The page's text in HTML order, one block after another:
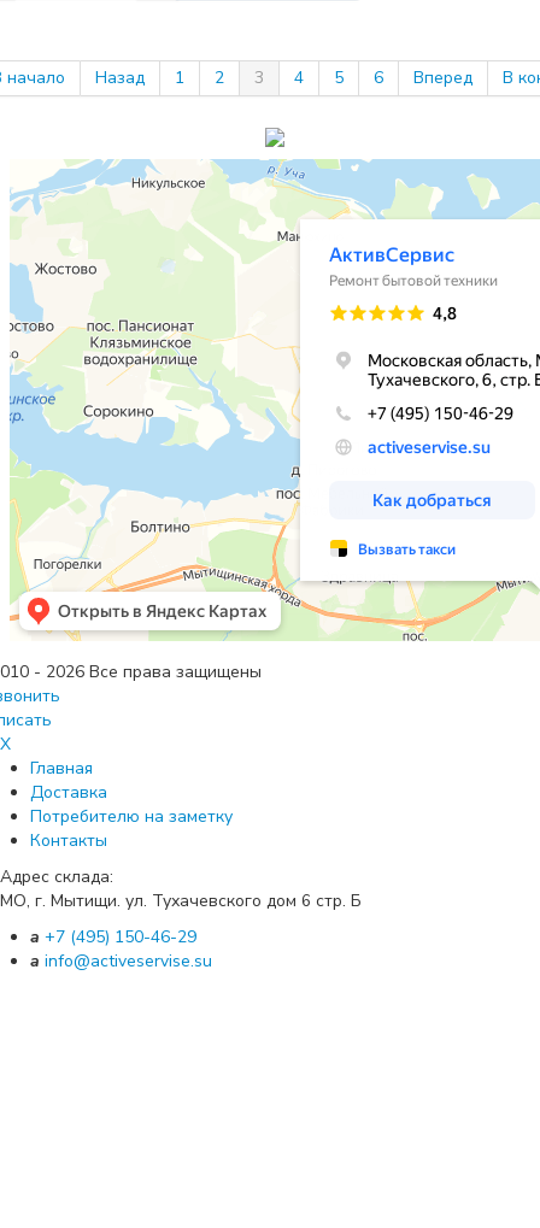
начало Назад 1 2 3 4 5 6 Вперед В
- 2026 Все права защищены
X
Главная
Доставка
Потребителю на заметку
Контакты
Адрес склада:
МО, г. Мытищи. ул. Тухачевского дом 6 стр. Б
a +7 (495) 150-46-29
a info@activeservise.su